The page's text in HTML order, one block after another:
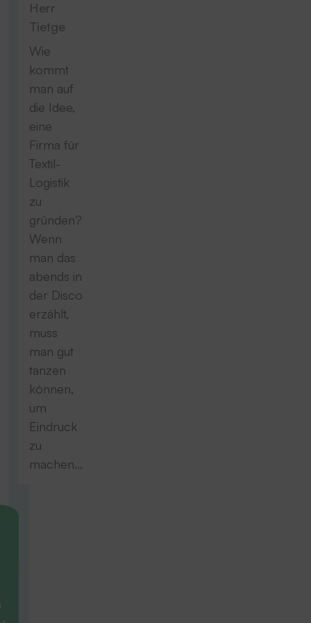
Herr
Tietge
Wie
kommt
man auf
die Idee,
eine
Firma für
Textil-
Logistik
zu
gründen?
Wenn
man das
abends in
der Disco
erzählt,
muss
man gut
tanzen
können,
um
Eindruck
zu
machen…